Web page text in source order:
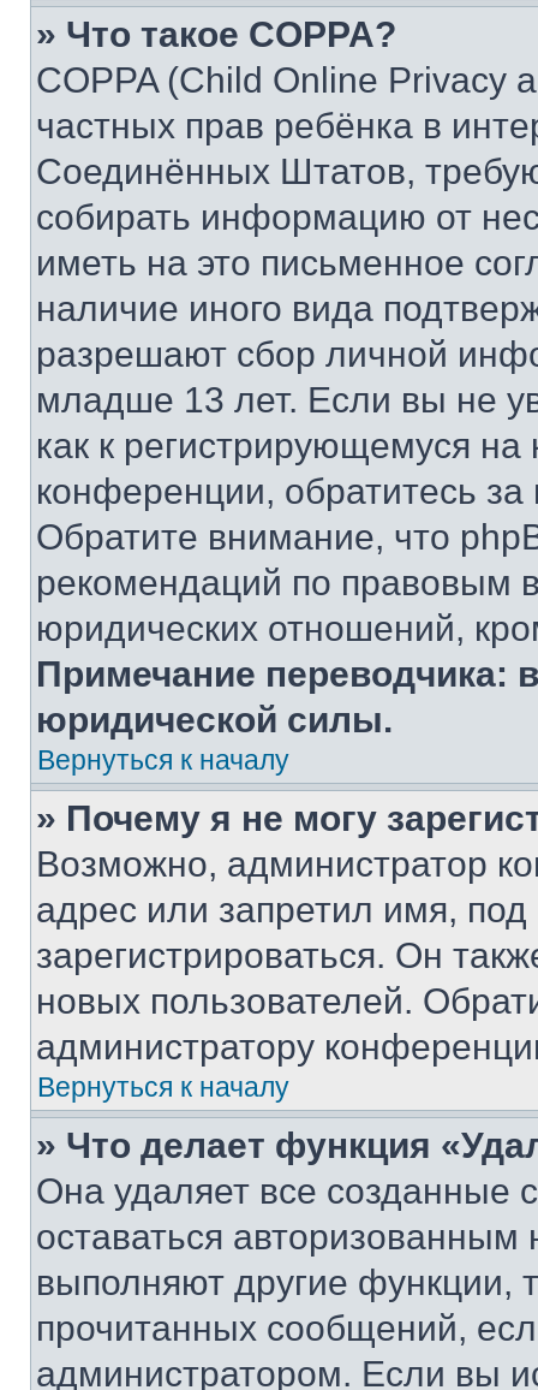
» Что такое COPPA?
COPPA (Child Online Privacy
частных прав ребёнка в
Соединённых Штатов,
собирать информацию от
иметь на это письменное
наличие иного вида
разрешают сбор личной
младше 13 лет. Если вы не
как к регистрирующемуся
конференции, обратитесь
Обратите внимание, что
рекомендаций по правовым
юридических отношений,
Примечание переводчика:
юридической силы.
Вернуться к началу
» Почему я не могу
Возможно, администратор
адрес или запретил имя,
зарегистрироваться. Он
новых пользователей.
администратору
Вернуться к началу
» Что делает функция
Она удаляет все созданные
оставаться
выполняют другие функции,
прочитанных сообщений,
администратором. Если вы